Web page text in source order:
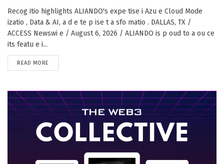
Recog itio highlights ALIANDO's expe tise i Azu e Cloud Mode
izatio , Data & AI, a d e te p ise t a sfo matio . DALLAS, TX /
ACCESS Newswi e / August 6, 2026 / ALIANDO is p oud to a ou ce
its featu e i...
READ MORE